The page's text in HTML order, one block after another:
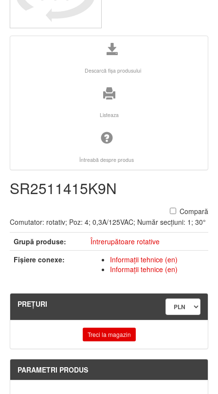
Descarcă fişa produsului
Listeaza
Întreabă despre produs
SR2511415K9N
Compară
Comutator: rotativ; Poz: 4; 0,3A/125VAC; Număr secţiuni: 1; 30°
Grupă produse:
Întrerupătoare rotative
Fişiere conexe:
Informaţii tehnice (en)
Informaţii tehnice (en)
PREŢURI
Treci la magazin
PARAMETRI PRODUS